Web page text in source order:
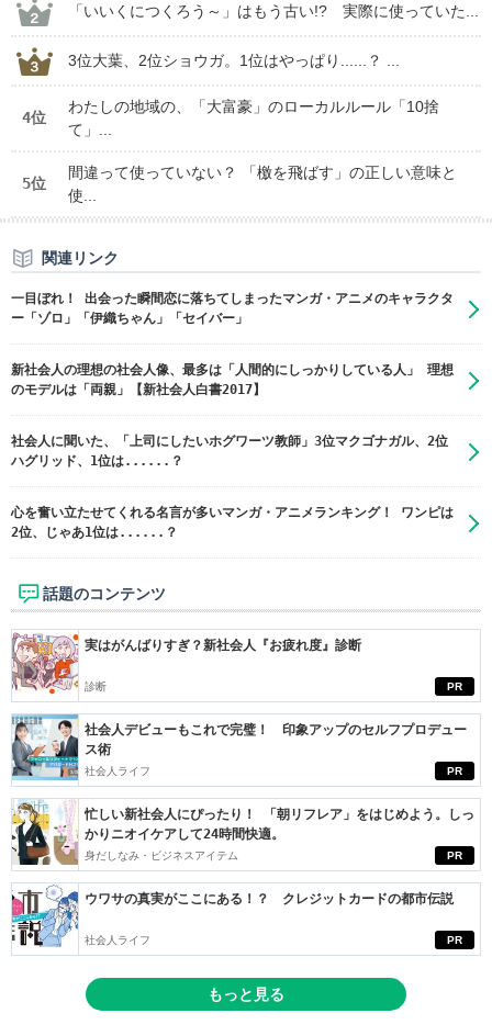
「いいくにつくろう～」はもう古い!? 実際に使っていた...
3位大葉、2位ショウガ。1位はやっぱり......？ ...
4位
わたしの地域の、「大富豪」のローカルルール「10捨
て」...
5位
間違って使っていない？ 「檄を飛ばす」の正しい意味と
使...
関連リンク
一目ぼれ！ 出会った瞬間恋に落ちてしまったマンガ・アニメのキャラクタ
ー「ゾロ」「伊織ちゃん」「セイバー」
新社会人の理想の社会人像、最多は「人間的にしっかりしている人」 理想
のモデルは「両親」【新社会人白書2017】
社会人に聞いた、「上司にしたいホグワーツ教師」3位マクゴナガル、2位
ハグリッド、1位は......？
心を奮い立たせてくれる名言が多いマンガ・アニメランキング！ ワンピは
2位、じゃあ1位は......？
話題のコンテンツ
PR
実はがんばりすぎ？新社会人『お疲れ度』診断
診断
PR
社会人デビューもこれで完璧！ 印象アップのセルフプロデュー
ス術
社会人ライフ
PR
忙しい新社会人にぴったり！ 「朝リフレア」をはじめよう。しっ
かりニオイケアして24時間快適。
身だしなみ・ビジネスアイテム
PR
ウワサの真実がここにある！？ クレジットカードの都市伝説
社会人ライフ
もっと見る